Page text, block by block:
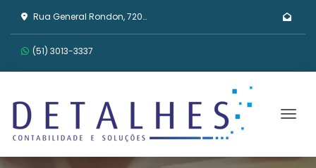
Rua General Rondon, 720 - Tristeza, Porto Alegre/RS
(51) 3013-3337